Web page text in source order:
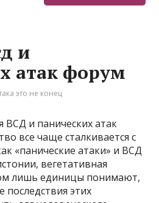
и
атак форум
это не конец
ВСД и панических атак
все чаще сталкивается с
«панические атаки» и ВСД
вегетативная
лишь единицы понимают,
последствия этих